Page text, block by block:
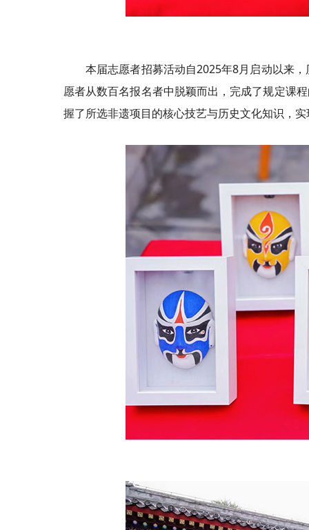
本届志愿者招募活动自2025年8月启动以来
愿者从数百名报名者中脱颖而出，完成了规定课
握了所选非遗项目的核心技艺与历史文化知识，